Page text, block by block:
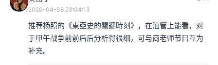
2020-04-08 23:04:13
推荐杨照的《東亞史的關鍵時刻》，在油管上能看，对
于甲午战争前前后后分析得很细，可与商老师节目互为
补充。